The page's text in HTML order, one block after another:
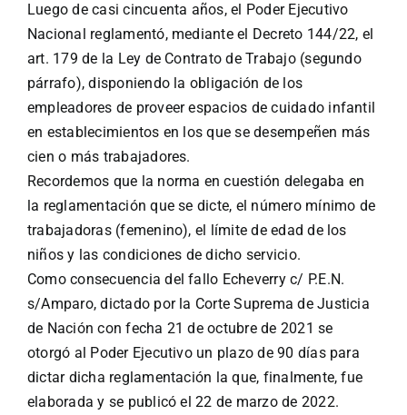
Luego de casi cincuenta años, el Poder Ejecutivo
Nacional reglamentó, mediante el Decreto 144/22, el
art. 179 de la Ley de Contrato de Trabajo (segundo
párrafo), disponiendo la obligación de los
empleadores de proveer espacios de cuidado infantil
en establecimientos en los que se desempeñen más
cien o más trabajadores.
Recordemos que la norma en cuestión delegaba en
la reglamentación que se dicte, el número mínimo de
trabajadoras (femenino), el límite de edad de los
niños y las condiciones de dicho servicio.
Como consecuencia del fallo Echeverry c/ P.E.N.
s/Amparo, dictado por la Corte Suprema de Justicia
de Nación con fecha 21 de octubre de 2021 se
otorgó al Poder Ejecutivo un plazo de 90 días para
dictar dicha reglamentación la que, finalmente, fue
elaborada y se publicó el 22 de marzo de 2022.